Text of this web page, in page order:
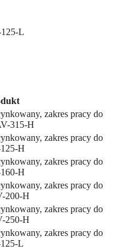
L
zakres pracy do
315-H
zakres pracy do
H
zakres pracy do
H
zakres pracy do
200-H
zakres pracy do
250-H
zakres pracy do
L